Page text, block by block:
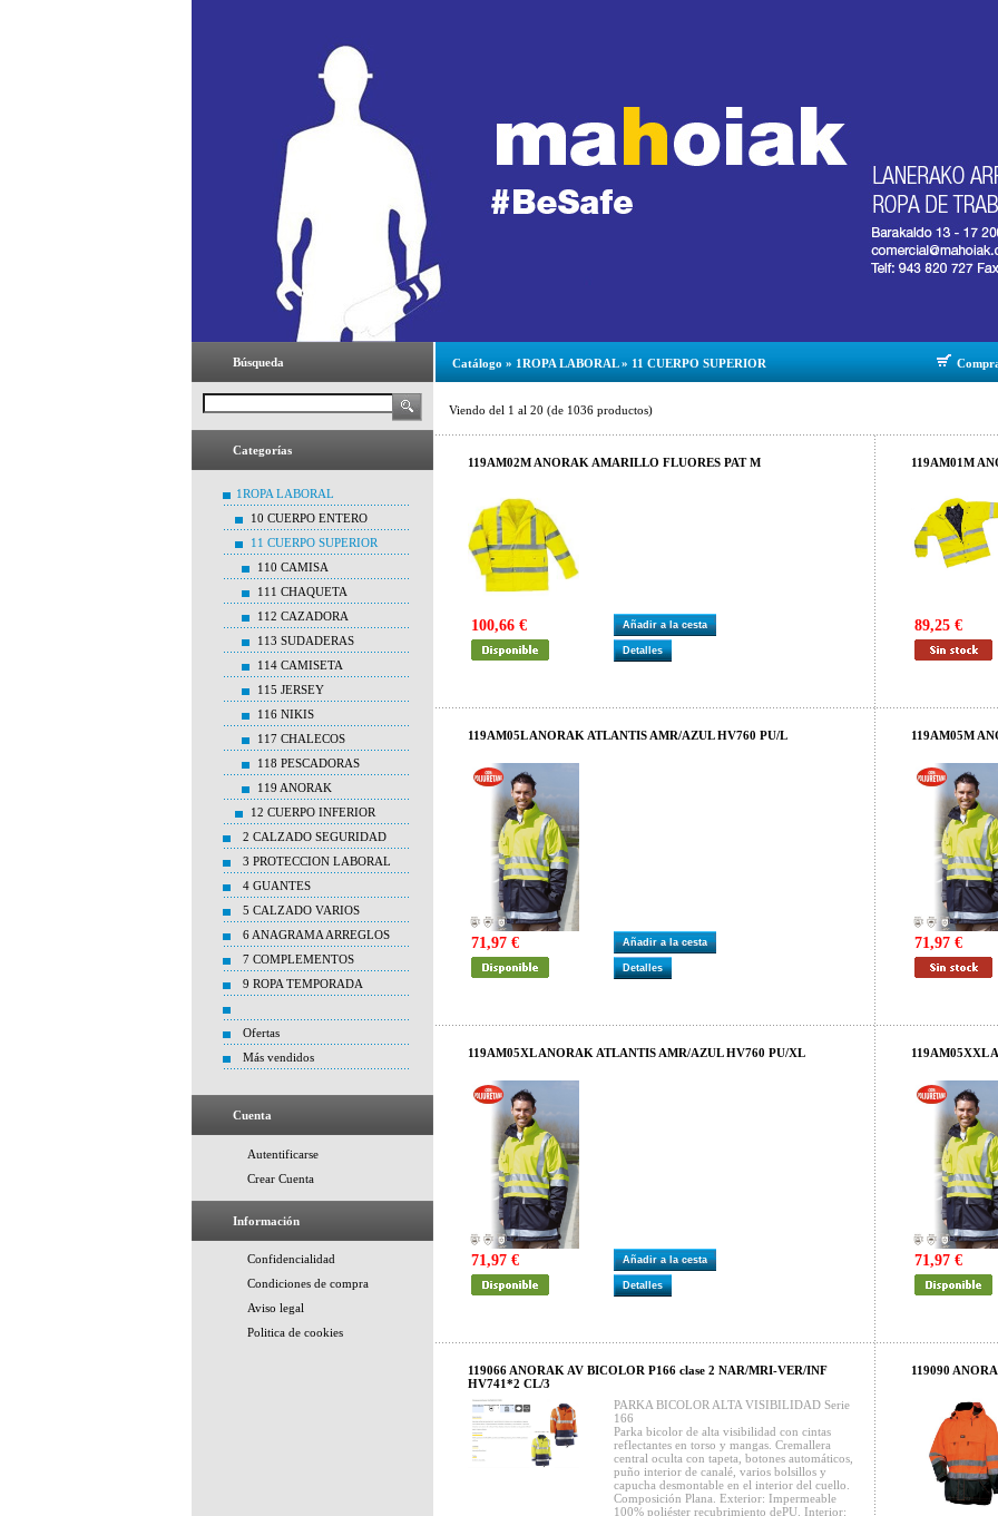
Búsqueda
Categorías
1ROPA LABORAL
10 CUERPO ENTERO
11 CUERPO SUPERIOR
110 CAMISA
111 CHAQUETA
112 CAZADORA
113 SUDADERAS
114 CAMISETA
115 JERSEY
116 NIKIS
117 CHALECOS
118 PESCADORAS
119 ANORAK
12 CUERPO INFERIOR
2 CALZADO SEGURIDAD
3 PROTECCION LABORAL
4 GUANTES
5 CALZADO VARIOS
6 ANAGRAMA ARREGLOS
7 COMPLEMENTOS
9 ROPA TEMPORADA
Ofertas
Más vendidos
Cuenta
Autentificarse
Crear Cuenta
Información
Confidencialidad
Condiciones de compra
Aviso legal
Politica de cookies
Catálogo » 1ROPA LABORAL» 11 CUERPO SUPERIOR
Viendo del 1 al 20 (de 1036 productos)
119AM02M ANORAK AMARILLO FLUORES PAT M
100,66 € Añadir a la cesta
Detalles
119AM01M
89,25 €
119AM05L ANORAK ATLANTIS AMR/AZUL HV760 PU/L
71,97 € Añadir a la cesta
Detalles
119AM05M
71,97 €
119AM05XL ANORAK ATLANTIS AMR/AZUL HV760 PU/XL
71,97 € Añadir a la cesta
Detalles
119AM05XXL
71,97 €
119066 ANORAK AV BICOLOR P166 clase 2 NAR/MRI-VER/INF
HV741*2 CL/3
PARKA BICOLOR ALTA VISIBILIDAD Serie
166
Parka bicolor de alta visibilidad con cintas
reflectantes en torso y mangas. Cremallera
central oculta con tapeta, botones automáticos,
puño interior de canalé, varios bolsillos y
capucha desmontable en el interior del cuello.
Composición Plana. Exterior: Impermeable
100% poliéster recubrimiento dePU. Interior:
119090